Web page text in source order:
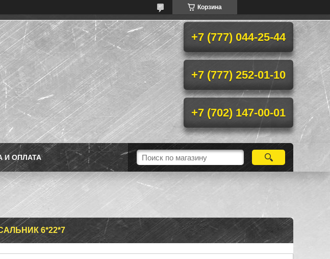
Корзина
+7 (777) 044-25-44
+7 (777) 252-01-10
+7 (702) 147-00-01
И ОПЛАТА
6*22*7